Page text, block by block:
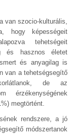
van szocio-kulturális,
hogy képességeit
tehetségeit
és hasznos életet
és anyagilag is
van a tehetségsegítő
de az
érzékenységének
megtörtént.
rendszere, a jó
módszertanok